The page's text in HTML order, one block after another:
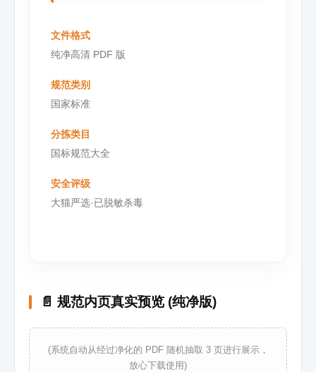
文件格式
纯净高清 PDF 版
规范类别
国家标准
分拣类目
国标规范大全
安全评级
大猫严选·已脱敏杀毒
📄 规范内页真实预览 (纯净版)
(系统自动从经过净化的 PDF 随机抽取 3 页进行展示，
放心下载使用)